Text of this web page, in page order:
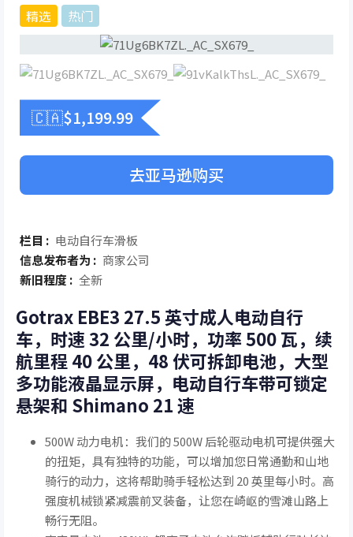
精选 热门
🇨🇦$1,199.99
去亚马逊购买
栏目 : 电动自行车滑板
信息发布者为 : 商家公司
新旧程度 : 全新
Gotrax EBE3 27.5 英寸成人电动自行
车，时速 32 公里/小时，功率 500 瓦，续
航里程 40 公里，48 伏可拆卸电池，大型
多功能液晶显示屏，电动自行车带可锁定
悬架和 Shimano 21 速
500W 动力电机：我们的 500W 后轮驱动电机可提供强大
的扭矩，具有独特的功能，可以增加您日常通勤和山地
骑行的动力，这将帮助骑手轻松达到 20 英里每小时。高
强度机械锁紧减震前叉装备，让您在崎岖的雪滩山路上
畅行无阻。